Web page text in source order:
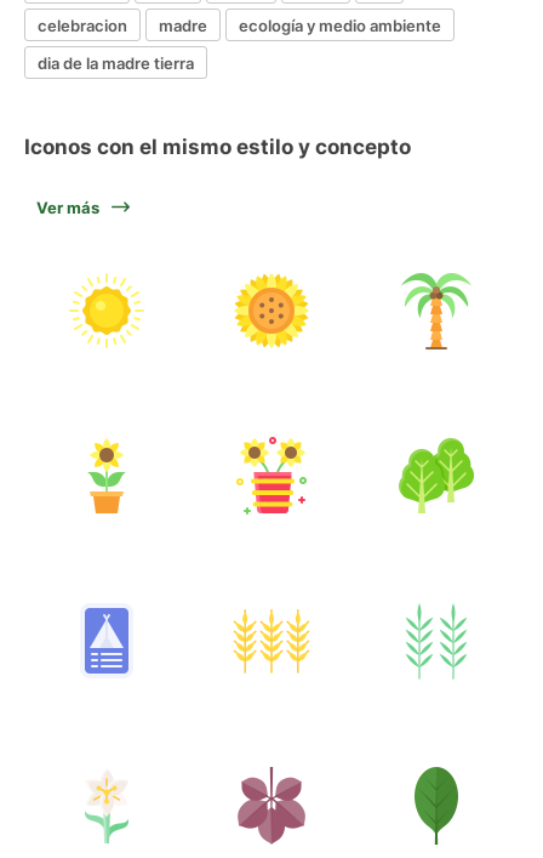
celebracion
madre
ecología y medio ambiente
dia de la madre tierra
Iconos con el mismo estilo y concepto
Ver más